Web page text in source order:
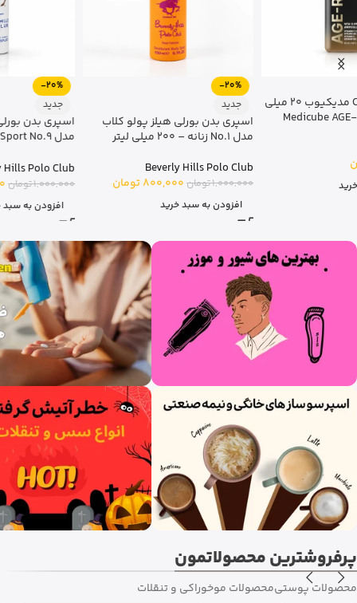
جدید
اسپری بدن بورلی هیلز پولو کلاب
مدل Sport No.9 – حجم 200 میلی
Beverly Hills Polo Club
1,000,000
800,000تومان
اسپری دئودورانت بدن بورلی هیلز
پولو کلاب 2 مدل Sport
Beverly Hills Polo Club
1,000,000تومان 800,000تومان
افزودن به سبد خرید
پرفروشترین محصولاتمون
محصولات پوستیمحصولات موخوراکی و تنقلات